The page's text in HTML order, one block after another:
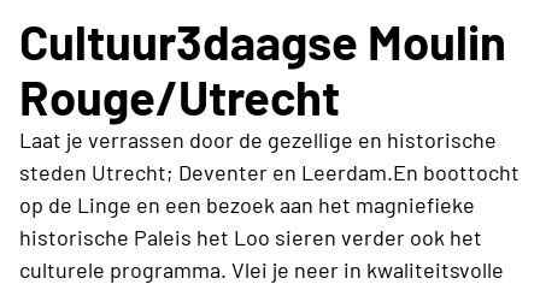
Cultuur3daagse Moulin
Rouge/Utrecht
Laat je verrassen door de gezellige en historische
steden Utrecht; Deventer en Leerdam.En boottocht
op de Linge en een bezoek aan het magniefieke
historische Paleis het Loo sieren verder ook het
culturele programma. Vlei je neer in kwaliteitsvolle